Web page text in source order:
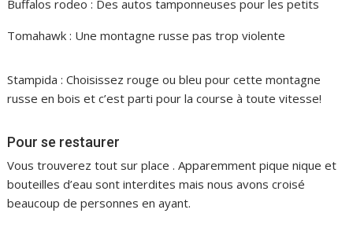
Buffalos rodeo : Des autos tamponneuses pour les petits
Tomahawk : Une montagne russe pas trop violente
Stampida : Choisissez rouge ou bleu pour cette montagne
russe en bois et c’est parti pour la course à toute vitesse!
Pour se restaurer
Vous trouverez tout sur place . Apparemment pique nique et
bouteilles d’eau sont interdites mais nous avons croisé
beaucoup de personnes en ayant.